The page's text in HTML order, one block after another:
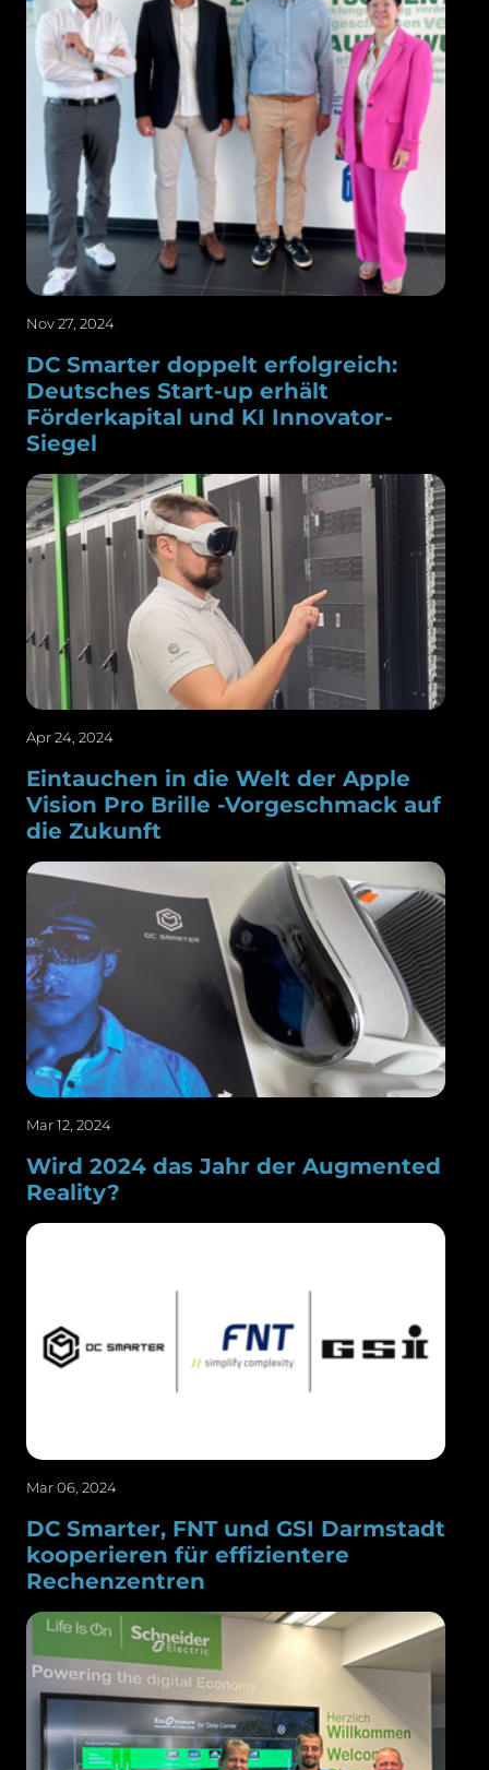
Nov 27, 2024
DC Smarter doppelt erfolgreich:
Deutsches Start-up erhält
Förderkapital und KI Innovator-
Siegel
Apr 24, 2024
Eintauchen in die Welt der Apple
Vision Pro Brille -Vorgeschmack auf
die Zukunft
Mar 12, 2024
Wird 2024 das Jahr der Augmented
Reality?
Mar 06, 2024
DC Smarter, FNT und GSI Darmstadt
kooperieren für effizientere
Rechenzentren